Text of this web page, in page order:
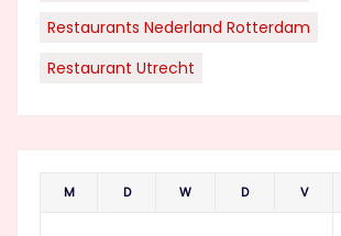
Restaurants Nederland Rotterdam
Restaurant Utrecht
M D W D V